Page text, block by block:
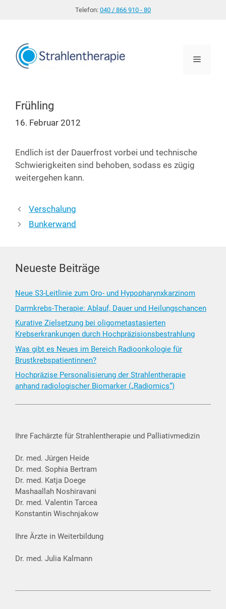
Telefon: 040 / 866 910 - 80
Menü
Frühling
16. Februar 2012
End­lich ist der Dau­er­frost vor­bei und tech­ni­sche
Schwie­rig­kei­ten sind beho­ben, sodass es zügig
wei­ter­ge­hen kann.
Verschalung
Bunkerwand
Neueste Beiträge
Neue S3-Leitlinie zum Oro- und Hypopharynxkarzinom
Darmkrebs-Therapie: Ablauf, Dauer und Heilungschancen
Kurative Zielsetzung bei oligometastasierten
Krebserkrankungen durch Hochpräzisionsbestrahlung
Was gibt es Neues im Bereich Radioonkologie für
Brustkrebspatientinnen?
Hochpräzise Personalisierung der Strahlentherapie
anhand radiologischer Biomarker („Radiomics“)
Ihre Fachärzte für Strahlentherapie und Palliativmedizin
Dr. med. Jürgen Heide
Dr. med. Sophia Bertram
Dr. med. Katja Doege
Mashaallah Noshiravani
Dr. med. Valentin Tarcea
Konstantin Wischnjakow
Ihre Ärzte in Weiterbildung
Dr. med. Julia Kalmann